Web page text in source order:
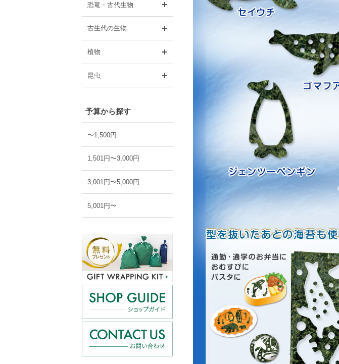
恐竜・古代生物
古生代の生物
植物
昆虫
予算から探す
〜1,500円
1,501円〜3,000円
3,001円〜5,000円
5,001円〜